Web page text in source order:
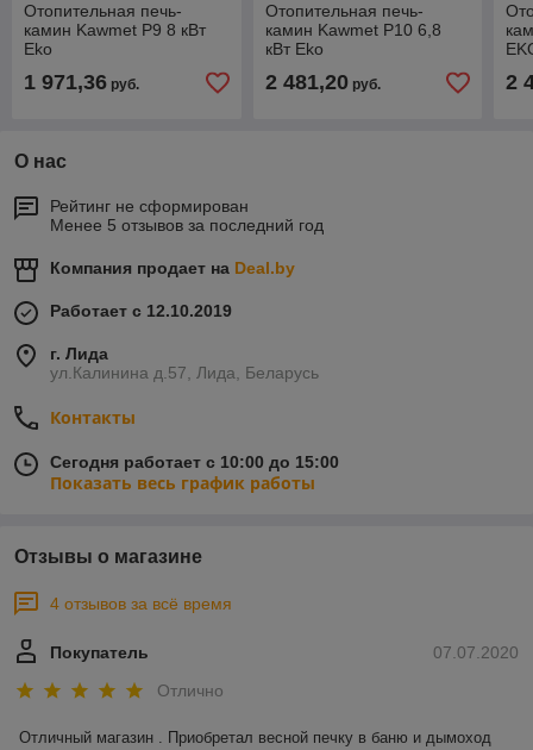
Отопительная печь-
камин Kawmet P9 8 кВт
Eko
1 971,36 руб.
Отопительная печь-
камин Kawmet P10 6,8
кВт Eko
2 481,20руб. 2
О нас
Рейтинг не сформирован
Менее 5 отзывов за последний год
Компания продает на Deal.by
Работает с 12.10.2019
г. Лида
ул.Калинина д.57, Лида, Беларусь
Контакты
Сегодня работает с 10:00 до 15:00
Показать весь график работы
Отзывы о магазине
4 отзывов за всё время
07.07.2020
Покупатель
Отлично
Отличный магазин . Приобретал весной печку в баню и дымоход